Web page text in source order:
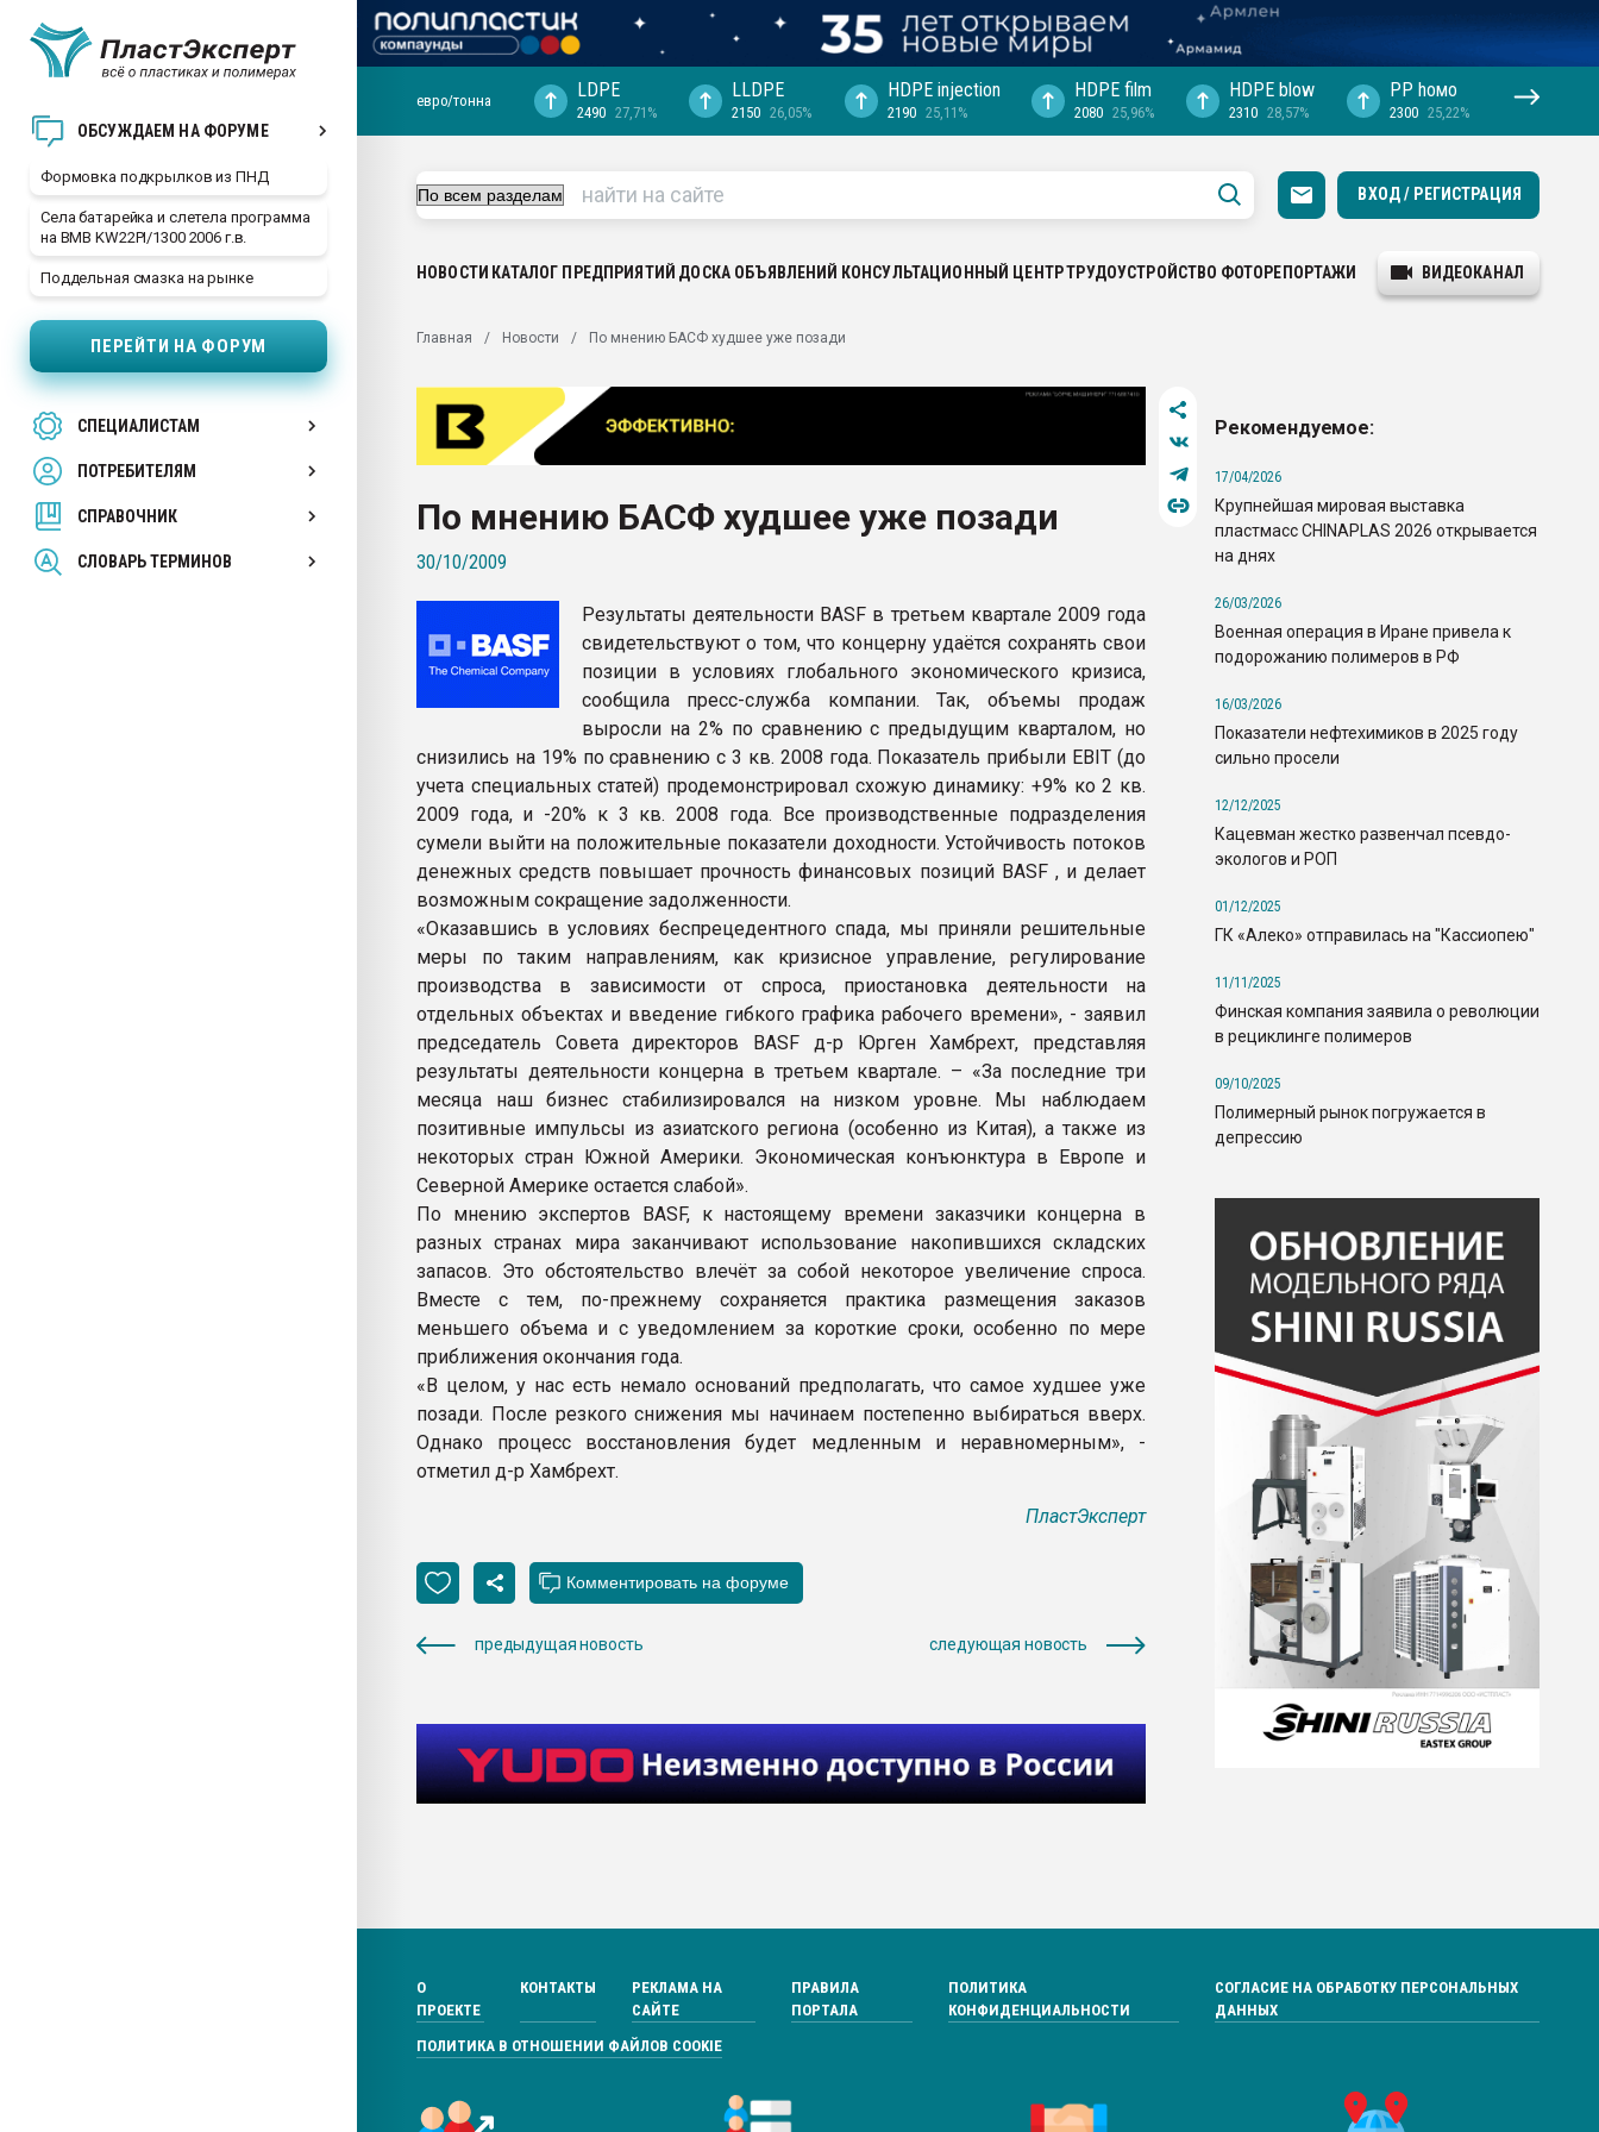
ОБСУЖДАЕМ НА ФОРУМЕ
Формовка подкрылков из ПНД
Села батарейка и слетела программа
на BMB KW22PI/1300 2006 г.в.
Поддельная смазка на рынке
ПЕРЕЙТИ НА ФОРУМ
СПЕЦИАЛИСТАМ
ПОТРЕБИТЕЛЯМ
СПРАВОЧНИК
СЛОВАРЬ ТЕРМИНОВ
29.07.2026 ФРП помог "Ижевскому
Вакуум-формовочные машины:
28.07.2026 Автоматизация выходит на
первый план в переработке
пластмасс
ситуацией на строительном рынке
Всё, что касается выдува ПЭТ
бутылок
ПЕРЕЙТИ НА ФОРУМ
евро/тонна LDPE
2490 27,71%
LLDPE
2150 26,05%
HDPE injection
2190 25,11%
HDPE film
2080 25,96%
HDPE blow
2310 28,57%
PP hомо
2300 25,22%
ВХОД / РЕГИСТРАЦИЯ
НОВОСТИ КАТАЛОГ ПРЕДПРИЯТИЙ ДОСКА ОБЪЯВЛЕНИЙ КОНСУЛЬТАЦИОННЫЙ ЦЕНТРТРУДОУСТРОЙСТВО ФОТОРЕПОРТАЖИ ВИДЕОКАНАЛ
Главная Новости По мнению БАСФ худшее уже позади
По мнению БАСФ худшее уже позади
30/10/2009
Результаты деятельности BASF в третьем квартале 2009 года
свидетельствуют о том, что концерну удаётся сохранять свои
позиции в условиях глобального экономического кризиса,
сообщила пресс-служба компании. Так, объемы продаж
выросли на 2% по сравнению с предыдущим кварталом, но
снизились на 19% по сравнению с 3 кв. 2008 года. Показатель прибыли EBIT (до
учета специальных статей) продемонстрировал схожую динамику: +9% ко 2 кв.
2009 года, и -20% к 3 кв. 2008 года. Все производственные подразделения
сумели выйти на положительные показатели доходности. Устойчивость потоков
денежных средств повышает прочность финансовых позиций BASF , и делает
возможным сокращение задолженности.
«Оказавшись в условиях беспрецедентного спада, мы приняли решительные
меры по таким направлениям, как кризисное управление, регулирование
производства в зависимости от спроса, приостановка деятельности на
отдельных объектах и введение гибкого графика рабочего времени», - заявил
председатель Совета директоров BASF д-р Юрген Хамбрехт, представляя
результаты деятельности концерна в третьем квартале. – «За последние три
месяца наш бизнес стабилизировался на низком уровне. Мы наблюдаем
позитивные импульсы из азиатского региона (особенно из Китая), а также из
некоторых стран Южной Америки. Экономическая конъюнктура в Европе и
Северной Америке остается слабой».
По мнению экспертов BASF, к настоящему времени заказчики концерна в
разных странах мира заканчивают использование накопившихся складских
запасов. Это обстоятельство влечёт за собой некоторое увеличение спроса.
Вместе с тем, по-прежнему сохраняется практика размещения заказов
меньшего объема и с уведомлением за короткие сроки, особенно по мере
приближения окончания года.
«В целом, у нас есть немало оснований предполагать, что самое худшее уже
позади. После резкого снижения мы начинаем постепенно выбираться вверх.
Однако процесс восстановления будет медленным и неравномерным», -
отметил д-р Хамбрехт.
ПластЭксперт
предыдущая новость следующая новость
Рекомендуемое:
17/04/2026
Крупнейшая мировая выставка
пластмасс CHINAPLAS 2026 открывается
на днях
26/03/2026
Военная операция в Иране привела к
подорожанию полимеров в РФ
16/03/2026
Показатели нефтехимиков в 2025 году
сильно просели
12/12/2025
Кацевман жестко развенчал псевдо-
экологов и РОП
01/12/2025
ГК «Алеко» отправилась на "Кассиопею"
11/11/2025
Финская компания заявила о революции
в рециклинге полимеров
09/10/2025
Полимерный рынок погружается в
депрессию
О
ПРОЕКТЕ
КОНТАКТЫ
РЕКЛАМА НА
САЙТЕ
ПРАВИЛА
ПОРТАЛА
ПОЛИТИКА
КОНФИДЕНЦИАЛЬНОСТИ
СОГЛАСИЕ НА ОБРАБОТКУ ПЕРСОНАЛЬНЫХ
ДАННЫХ
ПОЛИТИКА В ОТНОШЕНИИ ФАЙЛОВ COOKIE